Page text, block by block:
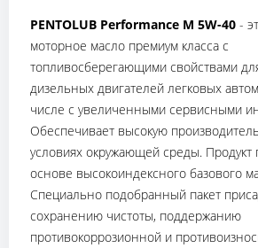
PENTOLUB Performance M 5W-40 -
моторное масло премиум класса с
топливосберегающими свойствами
дизельных двигателей легковых
числе с увеличенными сервисными
Обеспечивает высокую
условиях окружающей среды. Продукт
основе высокоиндексного базового
Специально подобранный пакет
сохранению чистоты, поддержанию
противокоррозионной и